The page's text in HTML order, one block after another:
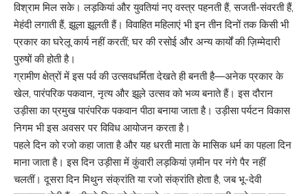
विश्राम मिल सके। लड़कियां और युवतियां नए वस्त्र पहनती हैं, सजती-संवरती हैं,
मेहंदी लगाती हैं, झूला झूलती हैं। विवाहित महिलाएं भी इन तीन दिनों तक किसी भी
प्रकार का घरेलू कार्य नहीं करतीं; घर की रसोई और अन्य कार्यों की ज़िम्मेदारी
पुरुषों की होती है।
ग्रामीण क्षेत्रों में इस पर्व की उत्सवधर्मिता देखते ही बनती है—अनेक प्रकार के
खेल, पारंपरिक पकवान, नृत्य और झूले उत्सव को भव्य बनाते हैं। इस दौरान
उड़ीसा का प्रमुख पारंपरिक पकवान पीठा बनाया जाता है। उड़ीसा पर्यटन विकास
निगम भी इस अवसर पर विविध आयोजन करता है।
पहले दिन को रजो कहा जाता है और यह धरती माता के मासिक धर्म का पहला दिन
माना जाता है। इस दिन उड़ीसा में कुंवारी लड़कियां ज़मीन पर नंगे पैर नहीं
चलतीं। दूसरा दिन मिथुन संक्रांति या रजो संक्रांति होता है, जब भू-देवी